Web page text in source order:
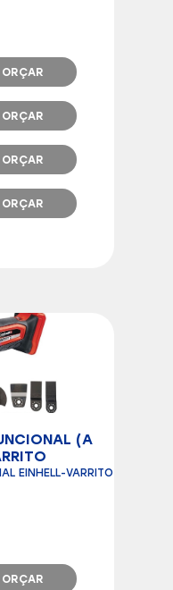
ORÇAR
ORÇAR
ORÇAR
ORÇAR
(A
EINHELL-VARRITO
ORÇAR